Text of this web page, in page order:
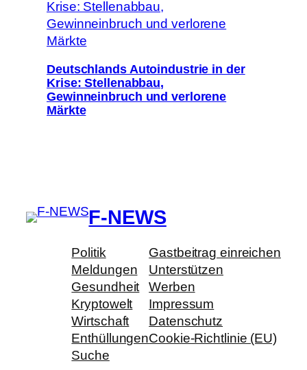
Deutschlands Autoindustrie in der
Krise: Stellenabbau,
Gewinneinbruch und verlorene
Märkte
F-NEWS
Politik
Meldungen
Gesundheit
Kryptowelt
Wirtschaft
Enthüllungen
Suche
Gastbeitrag einreichen
Unterstützen
Werben
Impressum
Datenschutz
Cookie-Richtlinie (EU)